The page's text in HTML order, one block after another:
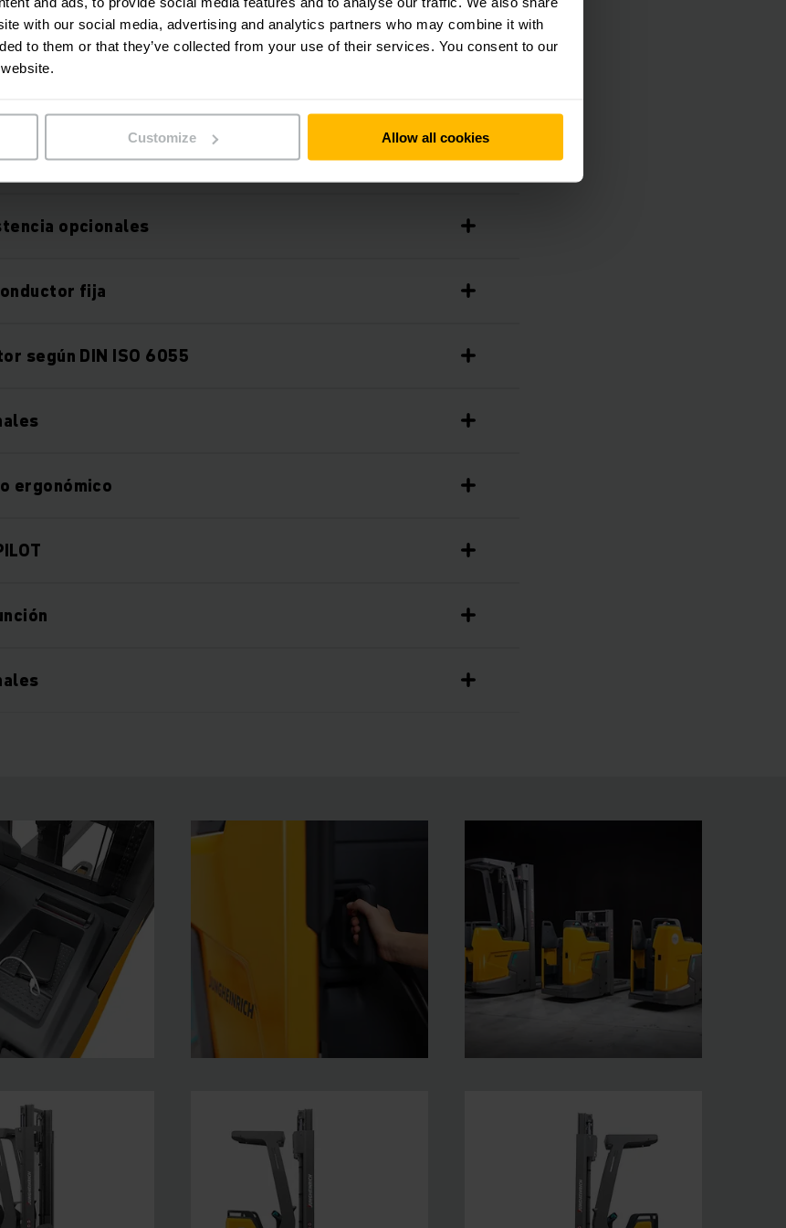
with our social media, advertising and analytics partners who may combine it with
to them or that they’ve collected from your use of their services. You consent to our
Customize Allow all cookies
de alto rendimiento
opcionales
fija
según DIN ISO 6055
ergonómico